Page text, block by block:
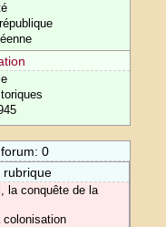
0
rubrique
la conquête de la
colonisation